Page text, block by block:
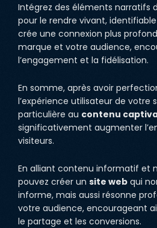
Intégrez des éléments narratifs
pour le rendre vivant,
crée une connexion plus
marque et votre audience,
l’engagement et la fidélisation.
En somme, après avoir
l’expérience utilisateur de votre
particulière au contenu
significativement augmenter
visiteurs.
En alliant contenu informatif et
pouvez créer un site webqui
informe, mais aussi résonne
votre audience, encourageant
le partage et les conversions.